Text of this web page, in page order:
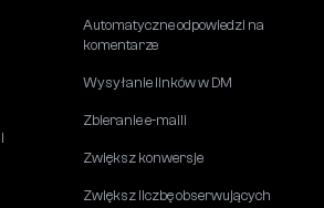
Automatyczne odpowiedzi na
komentarze
Wysyłanie linków w DM
Zbieranie e-maili
Zwiększ konwersje
Zwiększ liczbę obserwujących